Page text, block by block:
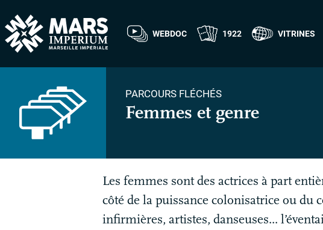
WEBDOC 1922 VITRINES
PARCOURS FLÉCHÉS
Femmes et genre
Les femmes sont des actrices à part
côté de la puissance colonisatrice ou du
infirmières, artistes, danseuses...